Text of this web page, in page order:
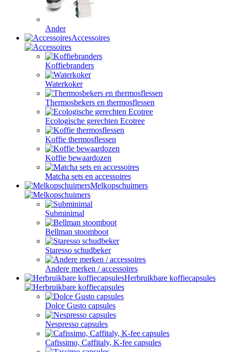
Ander
Accessoires
Koffiebranders
Waterkoker
Thermosbekers en thermosflessen
Ecologische gerechten Ecotree
Koffie thermosflessen
Koffie bewaardozen
Matcha sets en accessoires
Melkopschuimers
Subminimal
Bellman stoomboot
Staresso schudbeker
Andere merken / accessoires
Herbruikbare koffiecapsules
Dolce Gusto capsules
Nespresso capsules
Cafissimo, Caffitaly, K-fee capsules